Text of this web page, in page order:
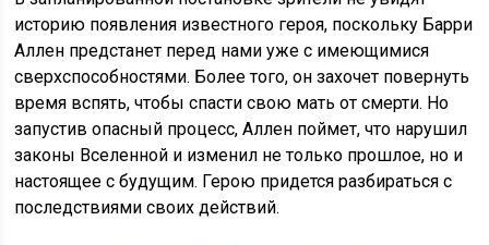
историю появления известного героя, поскольку Барри
Аллен предстанет перед нами уже с имеющимися
сверхспособностями. Более того, он захочет повернуть
время вспять, чтобы спасти свою мать от смерти. Но
запустив опасный процесс, Аллен поймет, что нарушил
законы Вселенной и изменил не только прошлое, но и
настоящее с будущим. Герою придется разбираться с
последствиями своих действий.